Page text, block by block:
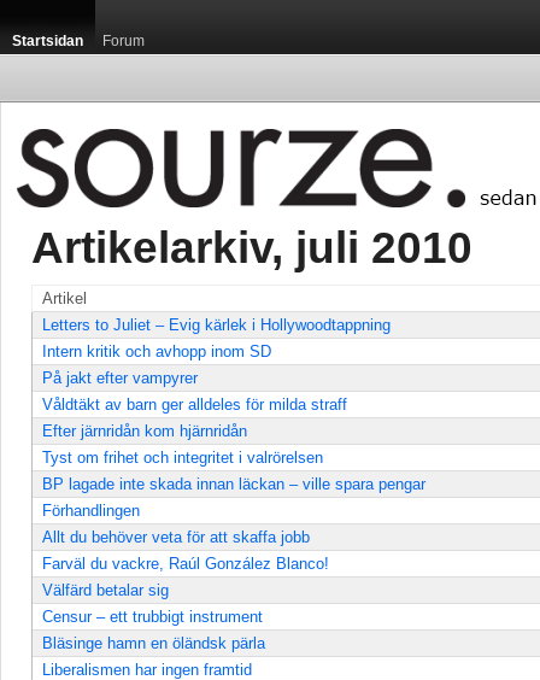
Startsidan Forum
Artikelarkiv, juli 2010
Artikel
Letters to Juliet – Evig kärlek i Hollywoodtappning
Intern kritik och avhopp inom SD
På jakt efter vampyrer
Våldtäkt av barn ger alldeles för milda straff
Efter järnridån kom hjärnridån
Tyst om frihet och integritet i valrörelsen
BP lagade inte skada innan läckan – ville spara pengar
Förhandlingen
Allt du behöver veta för att skaffa jobb
Farväl du vackre, Raúl González Blanco!
Välfärd betalar sig
Censur – ett trubbigt instrument
Bläsinge hamn en öländsk pärla
Liberalismen har ingen framtid